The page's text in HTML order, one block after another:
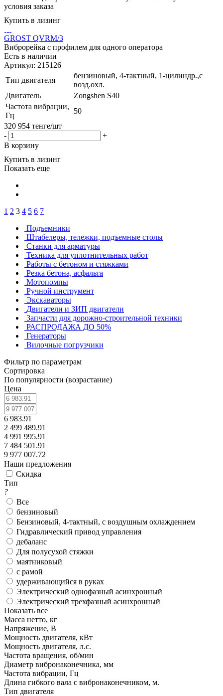
условия заказа
Купить в лизинг
GROST QVRM/3
Виброрейка c профилем для одного оператора
Есть в наличии
Артикул: 215126
Тип двигателя
бензиновый, 4-тактный, 1-цилиндр.,с
возд.охл.
Двигатель
Zongshen S40
Частота вибрации,
Гц
50
320 954 тенге/шт
-
+
В корзину
Купить в лизинг
Показать еще
1 2 3 4 5 6 7
Подъемники
Штабелеры, тележки, подъемные столы
Станки для арматуры
Техника для уплотнительных работ
Работы с бетоном и стяжками
Резка бетона, асфальта
Мотопомпы
Ручной инструмент
Экскаваторы
Двигатели и ЗИП двигатели
Запчасти для дорожно-строительной техники
РАСПРОДАЖА ДО 50%
Генераторы
Вилочные погрузчики
Фильтр по параметрам
Сортировка
По популярности (возрастание)
Цена
6 983.91
2 499 489.91
4 991 995.91
7 484 501.91
9 977 007.72
Наши предложения
Скидка
Тип
?
Все
бензиновый
Бензиновый, 4-тактный, с воздушным охлаждением
Гидравлический привод управления
дебаланс
Для полусухой стяжки
маятниковый
с рамой
удерживающийся в руках
Электрический однофазный асинхронный
Электрический трехфазный асинхронный
Показать все
Масса нетто, кг
Напряжение, В
Мощность двигателя, кВт
Мощность двигателя, л.с.
Частота вращения, об/мин
Диаметр вибронаконечника, мм
Частота вибрации, Гц
Длина гибкого вала с вибронаконечником, м.
Тип двигателя